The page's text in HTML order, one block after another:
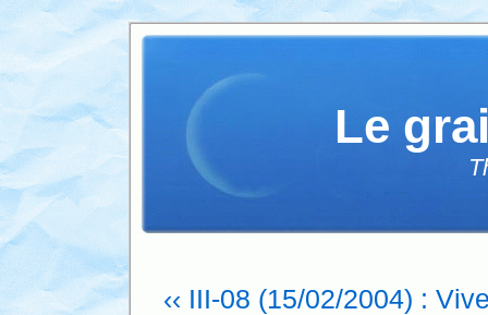
Le
‹‹ III-08 (15/02/2004) :